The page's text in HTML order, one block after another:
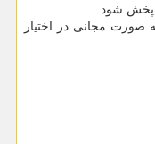
پخش شود.
مجانی در اختیار